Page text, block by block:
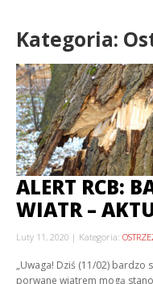
Kategoria:
ALERT RCB:
WIATR –
Luty 11, 2020 Kategoria:
„Uwaga! Dziś (11/02) bardzo
porwane wiatrem mogą